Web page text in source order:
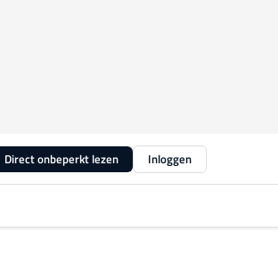
Direct onbeperkt lezen Inloggen